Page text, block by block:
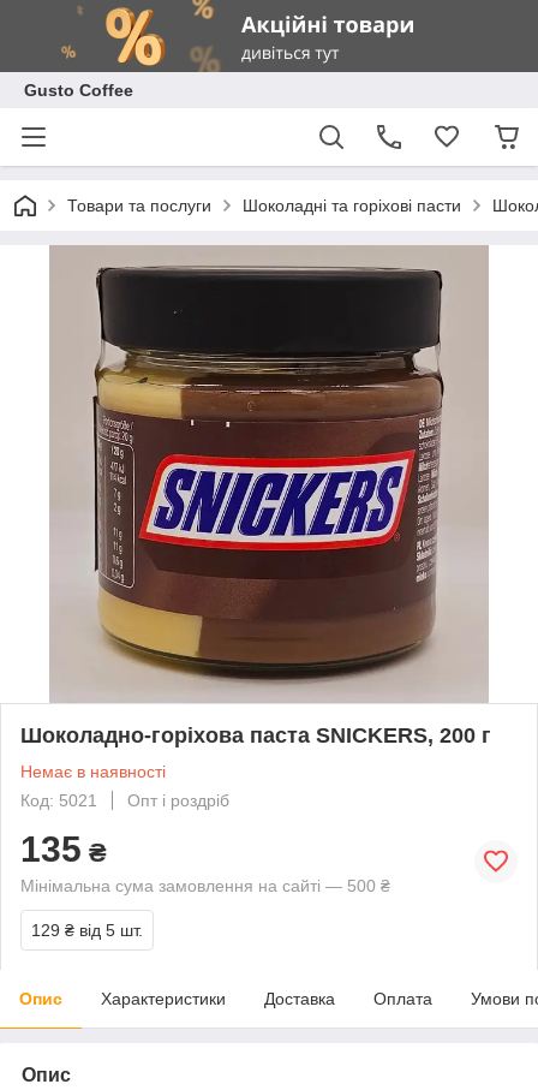
Gusto Coffee
Товари та послуги Шоколадні та горіхові пасти
Шоколадно-горіхова паста SNICKERS, 200 г
Немає в наявності
Код: 5021
Опт і роздріб
135 ₴
Мінімальна сума замовлення на сайті — 500 ₴
129 ₴ від 5 шт.
Опис Характеристики Доставка Оплата Умови
Опис